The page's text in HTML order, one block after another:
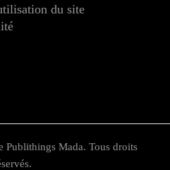
du site
Mada. Tous droits